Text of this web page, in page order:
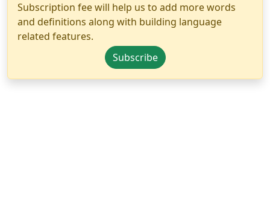
Subscription fee will help us to add more words
and definitions along with building language
related features.
Subscribe